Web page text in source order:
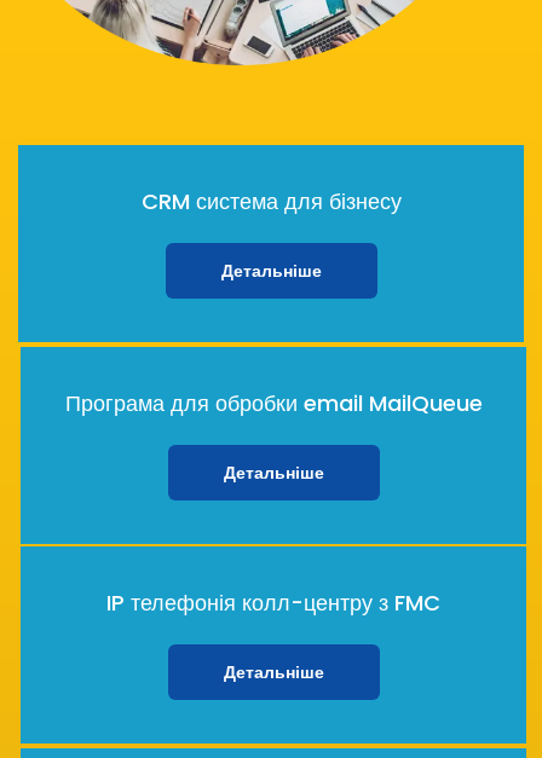
CRM система для бізнесу
Детальніше
Програма для обробки email MailQueue
Детальніше
IP телефонія колл-центру з FMC
Детальніше